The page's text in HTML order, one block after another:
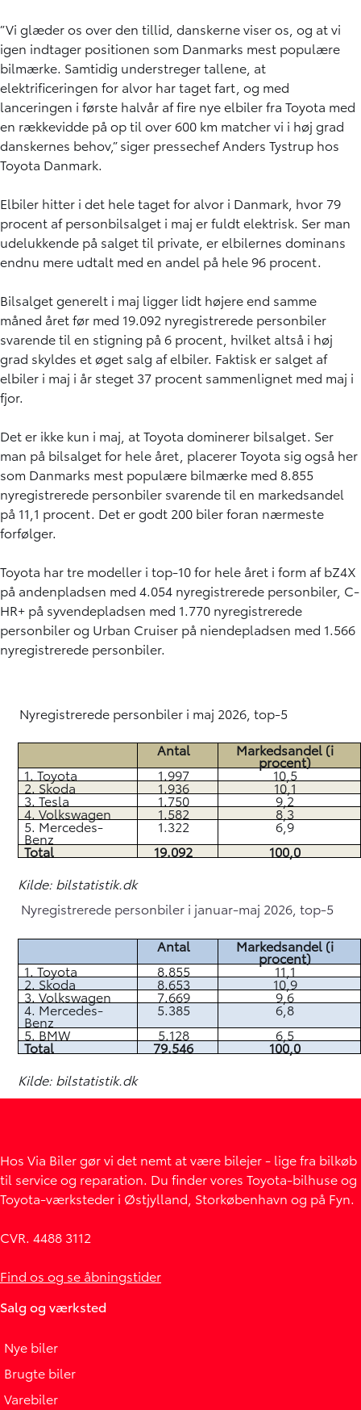
”Vi glæder os over den tillid, danskerne viser os, og at vi
igen indtager positionen som Danmarks mest populære
bilmærke. Samtidig understreger tallene, at
elektrificeringen for alvor har taget fart, og med
lanceringen i første halvår af fire nye elbiler fra Toyota med
en rækkevidde på op til over 600 km matcher vi i høj grad
danskernes behov,” siger pressechef Anders Tystrup hos
Toyota Danmark.
Elbiler hitter i det hele taget for alvor i Danmark, hvor 79
procent af personbilsalget i maj er fuldt elektrisk. Ser man
udelukkende på salget til private, er elbilernes dominans
endnu mere udtalt med en andel på hele 96 procent.
Bilsalget generelt i maj ligger lidt højere end samme
måned året før med 19.092 nyregistrerede personbiler
svarende til en stigning på 6 procent, hvilket altså i høj
grad skyldes et øget salg af elbiler. Faktisk er salget af
elbiler i maj i år steget 37 procent sammenlignet med maj i
fjor.
Det er ikke kun i maj, at Toyota dominerer bilsalget. Ser
man på bilsalget for hele året, placerer Toyota sig også her
som Danmarks mest populære bilmærke med 8.855
nyregistrerede personbiler svarende til en markedsandel
på 11,1 procent. Det er godt 200 biler foran nærmeste
forfølger.
Toyota har tre modeller i top-10 for hele året i form af bZ4X
på andenpladsen med 4.054 nyregistrerede personbiler, C-
HR+ på syvendepladsen med 1.770 nyregistrerede
personbiler og Urban Cruiser på niendepladsen med 1.566
nyregistrerede personbiler.
Nyregistrerede personbiler i maj 2026, top-5
Antal
Markedsandel (i
procent)
1. Toyota 1.997 10,5
2. Skoda 1.936 10,1
3. Tesla 1.750 9,2
4. Volkswagen 1.582 8,3
5. Mercedes-
Benz
1.322
6,9
Total
19.092
100,0
Kilde: bilstatistik.dk
Nyregistrerede personbiler i januar-maj 2026, top-5
Antal Markedsandel (i
procent)
1. Toyota 8.855 11,1
2. Skoda 8.653 10,9
3. Volkswagen 7.669 9,6
4. Mercedes-
Benz
5.385
6,8
5. BMW
5.128 6,5
Total 79.546
100,0
Kilde: bilstatistik.dk
Hos Via Biler gør vi det nemt at være bilejer - lige fra bilkøb
til service og reparation. Du finder vores Toyota-bilhuse og
Toyota-værksteder i Østjylland, Storkøbenhavn og på Fyn.
CVR. 4488 3112
Find os og se åbningstider
Salg og værksted
Nye biler
Brugte biler
Varebiler